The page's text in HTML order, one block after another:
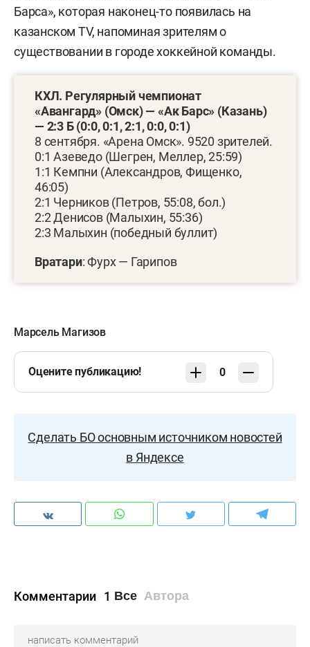
Барса», которая наконец-то появилась на
казанском ТV, напоминая зрителям о
существовании в городе хоккейной команды.
КХЛ. Регулярный чемпионат
«Авангард» (Омск) — «Ак Барс» (Казань)
— 2:3 Б (0:0, 0:1,2:1, 0:0, 0:1)
8 сентября. «Арена Омск». 9520 зрителей.
0:1 Азеведо (Шегрен, Меллер, 25:59)
1:1 Кемпни (Александров, Фищенко,
46:05)
2:1 Черников (Петров, 55:08, бол.)
2:2 Денисов (Малыхин, 55:36)
2:3 Малыхин (победный буллит)
Вратари: Фурх — Гарипов
Марсель Магизов
Оцените публикацию! 0
Сделать БО основным источником новостей
в Яндексе
Комментарии 1 Все Автора